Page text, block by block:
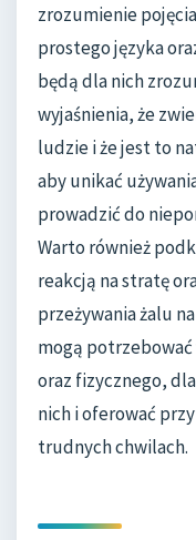
zrozumienie
prostego języka
będą dla nich
wyjaśnienia, że
ludzie i że jest to
aby unikać
prowadzić do
Warto również
reakcją na stratę
przeżywania żalu
mogą
oraz fizycznego,
nich i oferować
trudnych chwilach.